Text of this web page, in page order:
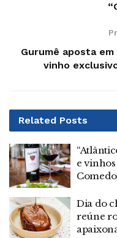
Gurumê aposta
vinho
Related Posts
e
Dia do
reúne